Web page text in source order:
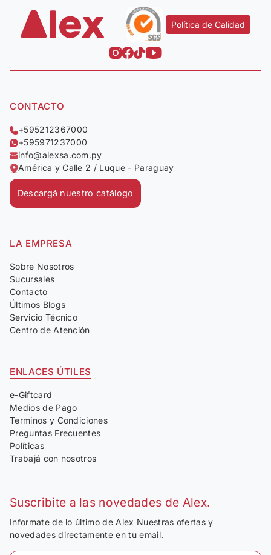
Política de Calidad
CONTACTO
+595212367000
+595971237000
info@alexsa.com.py
América y Calle 2 / Luque - Paraguay
Descargá nuestro catálogo
LA EMPRESA
Sobre Nosotros
Sucursales
Contacto
Últimos Blogs
Servicio Técnico
Centro de Atención
ENLACES ÚTILES
e-Giftcard
Medios de Pago
Terminos y Condiciones
Preguntas Frecuentes
Políticas
Trabajá con nosotros
Suscribite a las novedades de Alex.
Informate de lo último de Alex Nuestras ofertas y
novedades directamente en tu email.